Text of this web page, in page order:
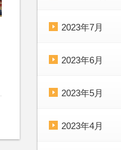
2023年7月
2023年6月
2023年5月
2023年4月